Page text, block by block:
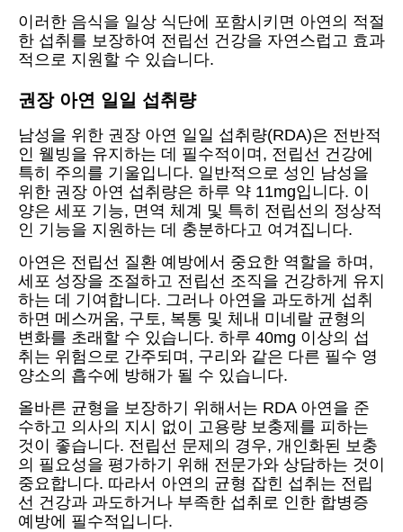
이러한 음식을 일상 식단에 포함시키면 아연의 적절
한 섭취를 보장하여 전립선 건강을 자연스럽고 효과
적으로 지원할 수 있습니다.
권장 아연 일일 섭취량
남성을 위한 권장 아연 일일 섭취량(RDA)은 전반적
인 웰빙을 유지하는 데 필수적이며, 전립선 건강에
특히 주의를 기울입니다. 일반적으로 성인 남성을
위한 권장 아연 섭취량은 하루 약 11mg입니다. 이
양은 세포 기능, 면역 체계 및 특히 전립선의 정상적
인 기능을 지원하는 데 충분하다고 여겨집니다.
아연은 전립선 질환 예방에서 중요한 역할을 하며,
세포 성장을 조절하고 전립선 조직을 건강하게 유지
하는 데 기여합니다. 그러나 아연을 과도하게 섭취
하면 메스꺼움, 구토, 복통 및 체내 미네랄 균형의
변화를 초래할 수 있습니다. 하루 40mg 이상의 섭
취는 위험으로 간주되며, 구리와 같은 다른 필수 영
양소의 흡수에 방해가 될 수 있습니다.
올바른 균형을 보장하기 위해서는 RDA 아연을 준
수하고 의사의 지시 없이 고용량 보충제를 피하는
것이 좋습니다. 전립선 문제의 경우, 개인화된 보충
의 필요성을 평가하기 위해 전문가와 상담하는 것이
중요합니다. 따라서 아연의 균형 잡힌 섭취는 전립
선 건강과 과도하거나 부족한 섭취로 인한 합병증
예방에 필수적입니다.